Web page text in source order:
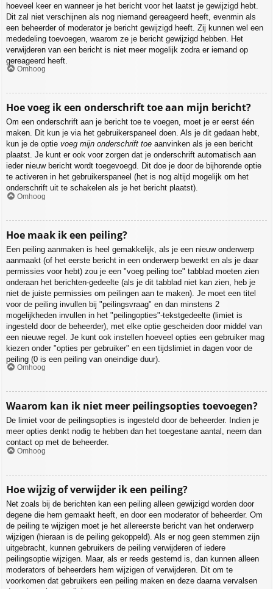
hoeveel keer en wanneer je het bericht voor het laatst je gewijzigd hebt.
Dit zal niet verschijnen als nog niemand gereageerd heeft, evenmin als
een beheerder of moderator je bericht gewijzigd heeft. Zij kunnen wel een
mededeling toevoegen, waarom ze je bericht gewijzigd hebben. Het
verwijderen van een bericht is niet meer mogelijk zodra er iemand op
gereageerd heeft.
Omhoog
Hoe voeg ik een onderschrift toe aan mijn bericht?
Om een onderschrift aan je bericht toe te voegen, moet je er eerst één
maken. Dit kun je via het gebruikerspaneel doen. Als je dit gedaan hebt,
kun je de optie voeg mijn onderschrift toe aanvinken als je een bericht
plaatst. Je kunt er ook voor zorgen dat je onderschrift automatisch aan
ieder nieuw bericht wordt toegevoegd. Dit doe je door de bijhorende optie
te activeren in het gebruikerspaneel (het is nog altijd mogelijk om het
onderschrift uit te schakelen als je het bericht plaatst).
Omhoog
Hoe maak ik een peiling?
Een peiling aanmaken is heel gemakkelijk, als je een nieuw onderwerp
aanmaakt (of het eerste bericht in een onderwerp bewerkt en als je daar
permissies voor hebt) zou je een "voeg peiling toe" tabblad moeten zien
onderaan het berichten-gedeelte (als je dit tabblad niet kan zien, heb je
niet de juiste permissies om peilingen aan te maken). Je moet een titel
voor de peiling invullen bij "peilingsvraag" en dan minstens 2
mogelijkheden invullen in het "peilingopties"-tekstgedeelte (limiet is
ingesteld door de beheerder), met elke optie gescheiden door middel van
een nieuwe regel. Je kunt ook instellen hoeveel opties een gebruiker mag
kiezen onder "opties per gebruiker" en een tijdslimiet in dagen voor de
peiling (0 is een peiling van oneindige duur).
Omhoog
Waarom kan ik niet meer peilingsopties toevoegen?
De limiet voor de peilingsopties is ingesteld door de beheerder. Indien je
meer opties denkt nodig te hebben dan het toegestane aantal, neem dan
contact op met de beheerder.
Omhoog
Hoe wijzig of verwijder ik een peiling?
Net zoals bij de berichten kan een peiling alleen gewijzigd worden door
degene die hem gemaakt heeft, en door een moderator of beheerder. Om
de peiling te wijzigen moet je het allereerste bericht van het onderwerp
wijzigen (hieraan is de peiling gekoppeld). Als er nog geen stemmen zijn
uitgebracht, kunnen gebruikers de peiling verwijderen of iedere
peilingsoptie wijzigen. Maar, als er reeds gestemd is, dan kunnen alleen
moderators of beheerders hem wijzigen of verwijderen. Dit om te
voorkomen dat gebruikers een peiling maken en deze daarna vervalsen